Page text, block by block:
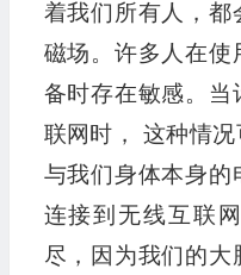
着我们所有人，都
磁场。许多人在使
备时存在敏感。当
联网时， 这种情
与我们身体本身的
连接到无线互联
尽，因为我们的大